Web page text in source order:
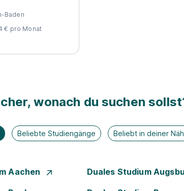
Baden
€ pro Monat
wonach du suchen
Beliebte Studiengänge Beliebt in deiner
Aachen Duales Studium